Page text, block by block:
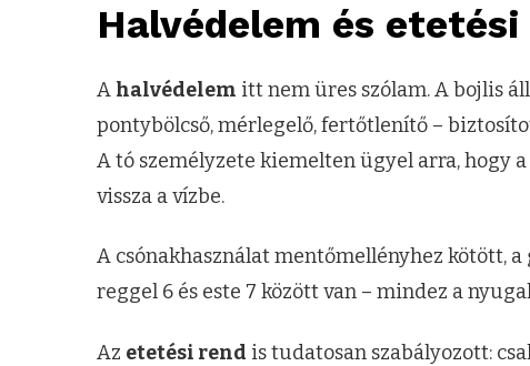
Halvédelem és
A halvédelem itt nem üres szólam. A bojlis
pontybölcső, mérlegelő, fertőtlenítő –
A tó személyzete kiemelten ügyel arra, hogy
vissza a vízbe.
A csónakhasználat mentőmellényhez kötött,
reggel 6 és este 7 között van – mindez a
Az etetési rend is tudatosan szabályozott: